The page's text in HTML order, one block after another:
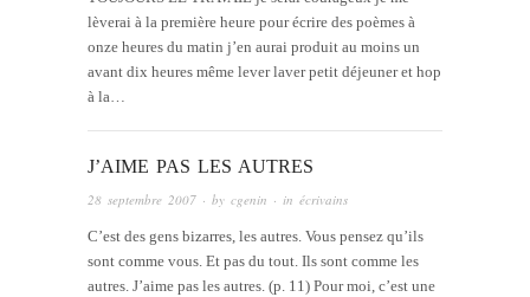
lèverai à la première heure pour écrire des poèmes à
onze heures du matin j’en aurai produit au moins un
avant dix heures même lever laver petit déjeuner et hop
à la…
J’AIME PAS LES AUTRES
28 septembre 2007 · by cgenin · in écrivains
C’est des gens bizarres, les autres. Vous pensez qu’ils
sont comme vous. Et pas du tout. Ils sont comme les
autres. J’aime pas les autres. (p. 11) Pour moi, c’est une